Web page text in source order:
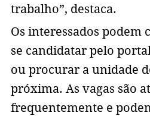
trabalho”, destaca.
Os interessados podem
se candidatar pelo
ou procurar a unidade
próxima. As vagas são
frequentemente e